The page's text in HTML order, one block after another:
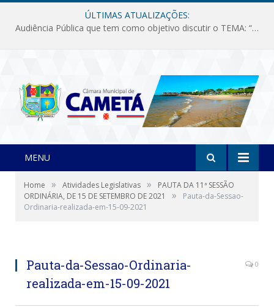
ÚLTIMAS ATUALIZAÇÕES:
Audiência Pública que tem como objetivo discutir o TEMA: “Fornecimento de Energia Elétrica em Debate: Tarifas, Qualidade e Atendimento dos Serviços”
MENU
Home » Atividades Legislativas »
PAUTA DA 11ª SESSÃO
ORDINÁRIA, DE 15 DE SETEMBRO DE 2021
»
Pauta-da-Sessao-
Ordinaria-realizada-em-15-09-2021
Pauta-da-Sessao-Ordinaria-
realizada-em-15-09-2021
0